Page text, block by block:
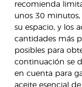
recomienda
unos 30
su espacio, y los
cantidades más
posibles para
continuación se
en cuenta para
aceite esencial de